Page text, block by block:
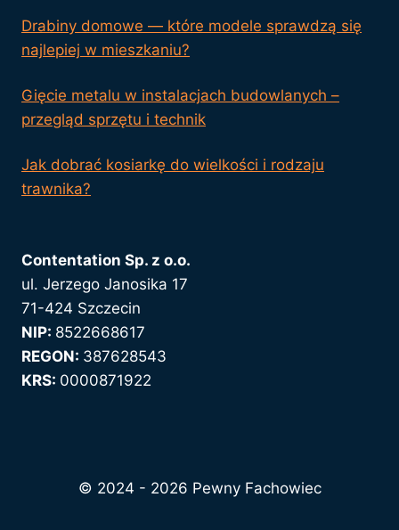
Drabiny domowe — które modele sprawdzą się
najlepiej w mieszkaniu?
Gięcie metalu w instalacjach budowlanych –
przegląd sprzętu i technik
Jak dobrać kosiarkę do wielkości i rodzaju
trawnika?
Contentation Sp. z o.o.
ul. Jerzego Janosika 17
71-424 Szczecin
NIP: 8522668617
REGON: 387628543
KRS: 0000871922
© 2024 - 2026 Pewny Fachowiec